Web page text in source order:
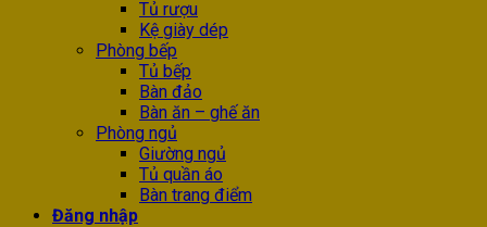
Tủ rượu
Kệ giày dép
Phòng bếp
Tủ bếp
Bàn đảo
Bàn ăn – ghế ăn
Phòng ngủ
Giường ngủ
Tủ quần áo
Bàn trang điểm
Đăng nhập